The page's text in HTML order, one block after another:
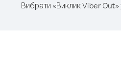
Вибрати «Виклик Viber